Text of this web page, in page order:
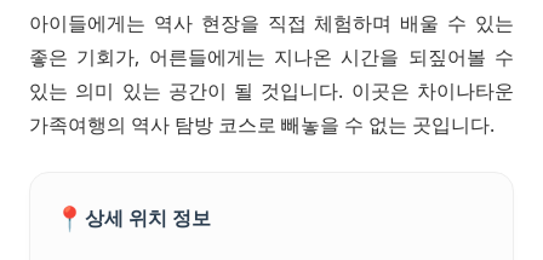
아이들에게는 역사 현장을 직접 체험하며 배울 수 있는
좋은 기회가, 어른들에게는 지나온 시간을 되짚어볼 수
있는 의미 있는 공간이 될 것입니다. 이곳은 차이나타운
가족여행의 역사 탐방 코스로 빼놓을 수 없는 곳입니다.
📍 상세 위치 정보